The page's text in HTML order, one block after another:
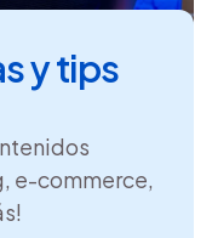
y tips
e-commerce,